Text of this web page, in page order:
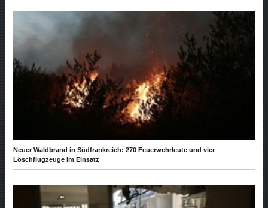
Neuer Waldbrand in Südfrankreich: 270 Feuerwehrleute und vier
Löschflugzeuge im Einsatz